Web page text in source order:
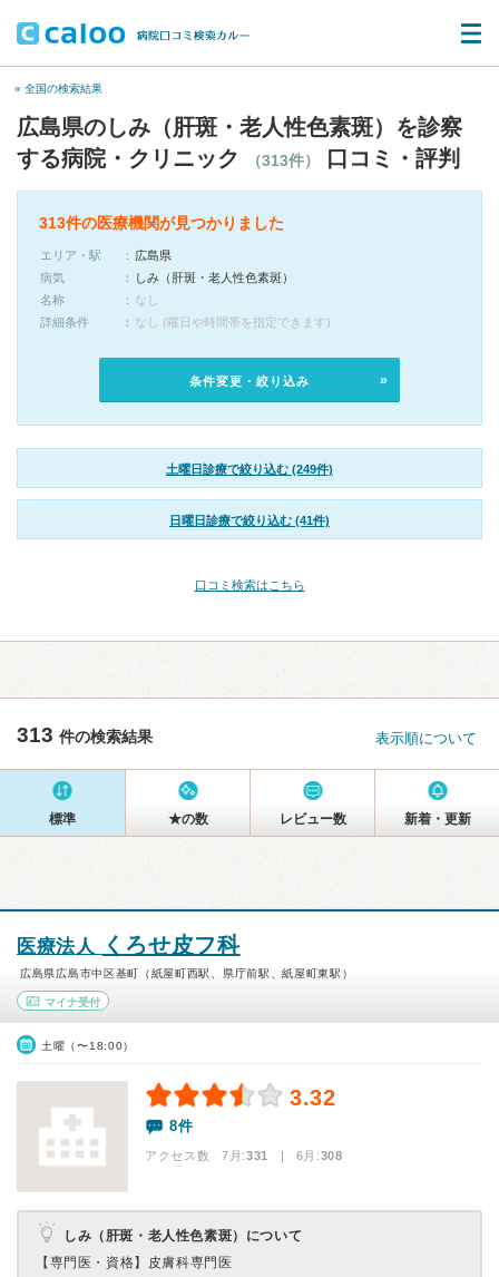
« 全国の検索結果
広島県のしみ（肝斑・老人性色素斑）を診察
する病院・クリニック
（313件） 口コミ・評判
313件の医療機関が見つかりました
エリア・駅
広島県
病気
しみ（肝斑・老人性色素斑）
名称
なし
詳細条件
なし (曜日や時間帯を指定できます)
条件変更・絞り込み
土曜日診療で絞り込む (249件)
日曜日診療で絞り込む (41件)
口コミ検索はこちら
313 件の検索結果 表示順について
標準 ★の数 レビュー数 新着・更新
医療法人 くろせ皮フ科
広島県広島市中区基町（紙屋町西駅、県庁前駅、紙屋町東駅）
マイナ受付
土曜（〜18:00）
3.32
8件
アクセス数 7月:331 | 6月:308
しみ（肝斑・老人性色素斑）について
【専門医・資格】 皮膚科専門医